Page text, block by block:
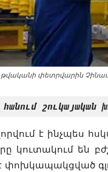
փետրվարին
շուկայական
է ինչպես
կուտակում են